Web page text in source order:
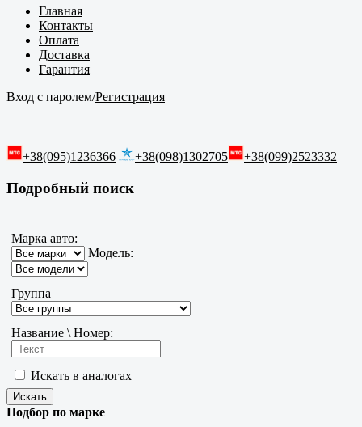
Главная
Контакты
Оплата
Доставка
Гарантия
Вход с паролем/Регистрация
+38(095)1236366 +38(098)1302705 +38(099)2523332
Подробный поиск
Марка авто:
Модель:
Группа
Название \ Номер:
Искать в аналогах
Подбор по марке